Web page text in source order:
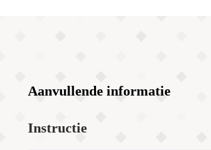
Aanvullende informatie
Instructie